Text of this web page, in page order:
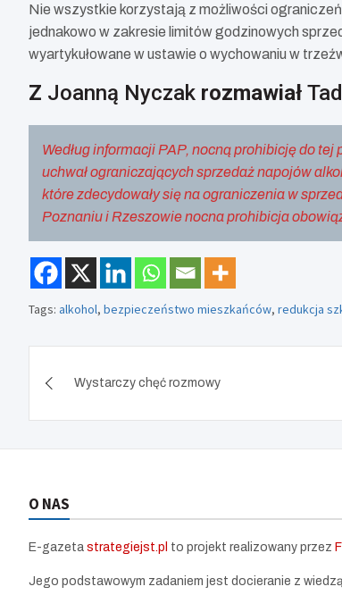
Nie wszystkie korzystają z możliwości
jednakowo w zakresie limitów godzinowych
wyartykułowane w ustawie o wychowaniu w
Z Joanną Nyczak rozmawiał
Według informacji PAP, nocną prohibicję do
uchwał ograniczających sprzedaż napojów
które zdecydowały się na ograniczenia w
Poznaniu i Rzeszowie nocna prohibicja
Tags: alkohol, bezpieczeństwo mieszkańców, redukcja
wpisuWystarczy chęć rozmowy
O NAS
E-gazeta strategiejst.pl to projekt realizowany przez
Jego podstawowym zadaniem jest docieranie z